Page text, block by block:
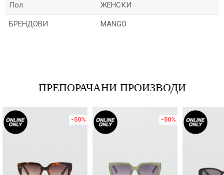
Пол ЖЕНСКИ
БРЕНДОВИ MANGO
ПРЕПОРАЧАНИ ПРОИЗВОДИ
-50% -50%